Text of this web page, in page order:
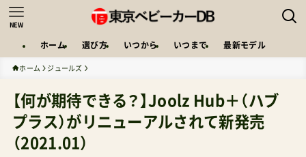
NEW
ホーム 選び方 いつから いつまで 最新モデル
ホーム ジュールズ
【何が期待できる？】Joolz Hub＋（ハブ
プラス）がリニューアルされて新発売
（2021.01）